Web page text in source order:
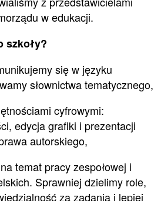
w edukacji.
szkoły?
się w języku
słownictwa tematycznego,
cyfrowymi:
edycja grafiki i prezentacji
autorskiego,
temat pracy zespołowej i
Sprawniej dzielimy role,
za zadania i lepiej